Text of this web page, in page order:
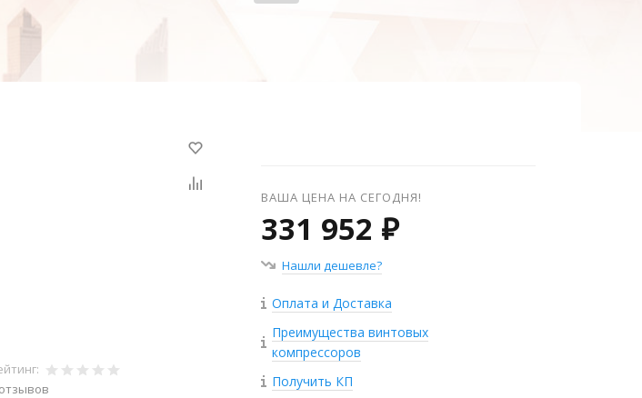
ВАША ЦЕНА НА СЕГОДНЯ!
331 952 ₽
Нашли дешевле?
Оплата и Доставка
Преимущества винтовых
компрессоров
Получить КП